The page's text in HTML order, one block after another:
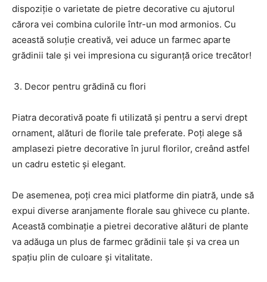
dispoziție o varietate de pietre decorative cu ajutorul
cărora vei combina culorile într-un mod armonios. Cu
această soluție creativă, vei aduce un farmec aparte
grădinii tale și vei impresiona cu siguranță orice trecător!
Decor pentru grădină cu flori
Piatra decorativă poate fi utilizată și pentru a servi drept
ornament, alături de florile tale preferate. Poți alege să
amplasezi pietre decorative în jurul florilor, creând astfel
un cadru estetic și elegant.
De asemenea, poți crea mici platforme din piatră, unde să
expui diverse aranjamente florale sau ghivece cu plante.
Această combinație a pietrei decorative alături de plante
va adăuga un plus de farmec grădinii tale și va crea un
spațiu plin de culoare și vitalitate.